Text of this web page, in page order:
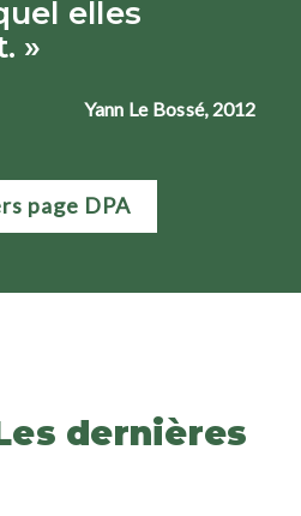
elles
»
Yann Le Bossé, 2012
page DPA
dernières